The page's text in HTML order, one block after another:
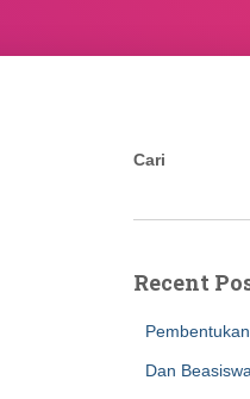
Cari
Recent
Dan